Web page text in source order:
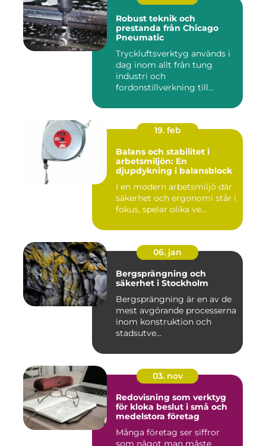
Robust teknik och
prestanda från Chicago
Pneumatic
Tryckluftsverktyg används i
dag inom allt från tung
industri och
fordonstillverkning till...
19. feb
Balans och stabilitet i
arbetsmiljön: En
djupdykning i balansblock
I en modern arbetsmiljö där
säkerhet och ergonomi står i
fokus, spelar olika ve...
06. jan
Bergsprängning och
säkerhet i Stockholm
Bergsprängning är en av de
mest avgörande processerna
inom konstruktion och
stadsutve...
03. nov
Redovisning som verktyg
för kloka beslut i små och
medelstora företag
Många företag ser siffror
som något man måste